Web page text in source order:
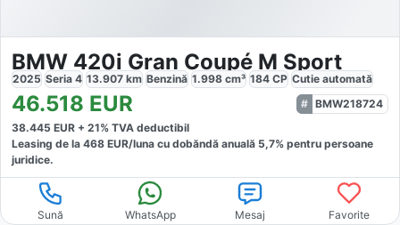
BMW 420i Gran Coupé M Sport
2025 Seria 4 13.907 km Benzină 1.998 cm³ 184 CP Cutie automată
46.518 EUR
BMW218724
38.445 EUR + 21% TVA deductibil
Leasing de la 468 EUR/luna cu dobăndă anuală 5,7% pentru persoane
juridice.
Sună WhatsApp Mesaj Favorite